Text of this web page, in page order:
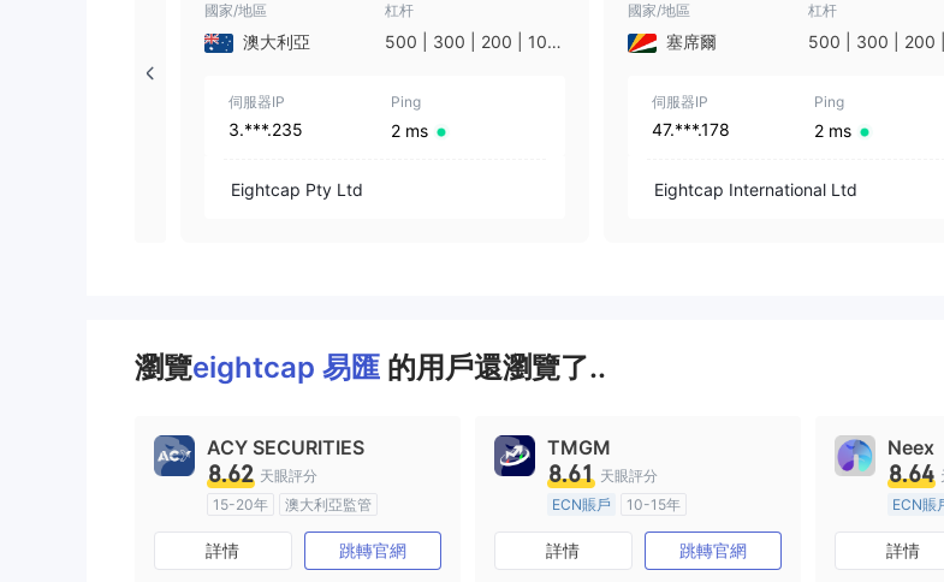
國家/地區
澳大利亞
杠杆
500 | 300 | 200 | 100
伺服器IP
3.***.235
Ping
2 ms
Eightcap Pty Ltd
國家/地區
塞席爾
杠杆
500 | 300 | 200
伺服器IP
47.***.178
Ping
2 ms
Eightcap International Ltd
瀏覽eightcap 易匯 的用戶還瀏覽了..
ACY SECURITIES
8.62 天眼評分
15-20年
澳大利亞監管
全牌照 (MM)
主標MT4
詳情 跳轉官網
TMGM
8.61 天眼評分
ECN賬戶
10-15年
澳大利亞監管
全牌照 (MM)
主標MT4
詳情 跳轉官網
Neex
8.64
ECN賬
澳大利
主標MT4
詳情